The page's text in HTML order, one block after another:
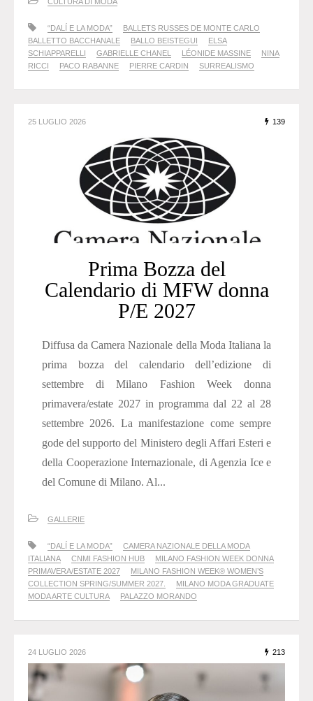
“DALÍ E LA MODA”
BALLETS RUSSES DE MONTE CARLO
BALLETTO BACCHANALE
BALLO BEISTEGUI
ELSA
SCHIAPPARELLI
GABRIELLE CHANEL LÉONIDE MASSINE
NINA
RICCI
PACO RABANNE PIERRE CARDIN SURREALISMO
25 LUGLIO 2026 139
Prima Bozza del
Calendario di MFW donna
P/E 2027
Diffusa da Camera Nazionale della Moda Italiana la
prima bozza del calendario dell’edizione di
settembre di Milano Fashion Week donna
primavera/estate 2027 in programma dal 22 al 28
settembre 2026. La manifestazione come sempre
gode del supporto del Ministero degli Affari Esteri e
della Cooperazione Internazionale, di Agenzia Ice e
del Comune di Milano. Al...
GALLERIE
“DALÍ E LA MODA”
CAMERA NAZIONALE DELLA MODA
ITALIANA
CNMI FASHION HUB
MILANO FASHION WEEK DONNA
PRIMAVERA/ESTATE 2027
MILANO FASHION WEEK® WOMEN’S
COLLECTION SPRING/SUMMER 2027.
MILANO MODA GRADUATE
MODA ARTE CULTURA
PALAZZO MORANDO
24 LUGLIO 2026 213